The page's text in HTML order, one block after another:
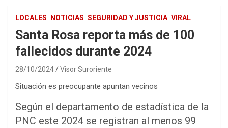
LOCALES NOTICIAS SEGURIDAD Y JUSTICIA VIRAL
Santa Rosa reporta más de 100
fallecidos durante 2024
28/10/2024 Visor Suroriente
Situación es preocupante apuntan vecinos
Según el departamento de estadística de la
PNC este 2024 se registran al menos 99